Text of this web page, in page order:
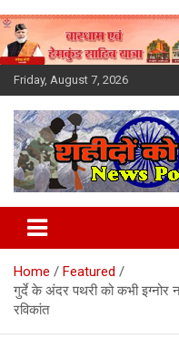
Skip
to
content
Friday, August 7, 2026
Latest News
News,
Hindi
Home
Featured
गुर्दे के अंदर पथरी को कभी
रविकांत